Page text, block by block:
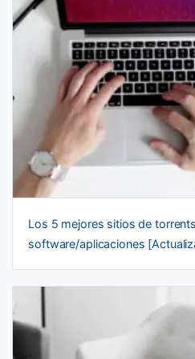
Los 5 mejores sitios de
software/aplicaciones